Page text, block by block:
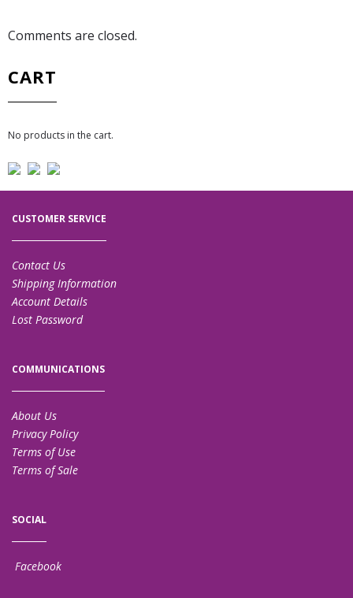
Comments are closed.
CART
No products in the cart.
CUSTOMER SERVICE
Contact Us
Shipping Information
Account Details
Lost Password
COMMUNICATIONS
About Us
Privacy Policy
Terms of Use
Terms of Sale
SOCIAL
Facebook